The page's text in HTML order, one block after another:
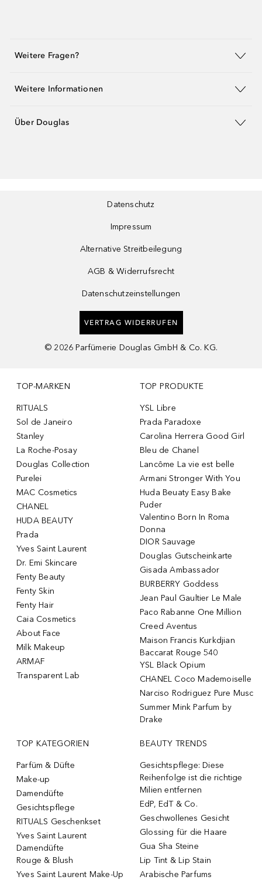
Weitere Fragen?
Weitere Informationen
Über Douglas
Datenschutz
Impressum
Alternative Streitbeilegung
AGB & Widerrufsrecht
Datenschutzeinstellungen
VERTRAG WIDERRUFEN
© 2026 Parfümerie Douglas GmbH & Co. KG.
TOP-MARKEN
RITUALS
Sol de Janeiro
Stanley
La Roche-Posay
Douglas Collection
Purelei
MAC Cosmetics
CHANEL
HUDA BEAUTY
Prada
Yves Saint Laurent
Dr. Emi Skincare
Fenty Beauty
Fenty Skin
Fenty Hair
Caia Cosmetics
About Face
Milk Makeup
ARMAF
Transparent Lab
TOP PRODUKTE
YSL Libre
Prada Paradoxe
Carolina Herrera Good Girl
Bleu de Chanel
Lancôme La vie est belle
Armani Stronger With You
Huda Beuaty Easy Bake
Puder
Valentino Born In Roma
Donna
DIOR Sauvage
Douglas Gutscheinkarte
Gisada Ambassador
BURBERRY Goddess
Jean Paul Gaultier Le Male
Paco Rabanne One Million
Creed Aventus
Maison Francis Kurkdjian
Baccarat Rouge 540
YSL Black Opium
CHANEL Coco Mademoiselle
Narciso Rodriguez Pure Musc
Summer Mink Parfum by
Drake
TOP KATEGORIEN
Parfüm & Düfte
Make-up
Damendüfte
Gesichtspflege
RITUALS Geschenkset
Yves Saint Laurent
Damendüfte
Rouge & Blush
Yves Saint Laurent Make-Up
BEAUTY TRENDS
Gesichtspflege: Diese
Reihenfolge ist die richtige
Milien entfernen
EdP, EdT & Co.
Geschwollenes Gesicht
Glossing für die Haare
Gua Sha Steine
Lip Tint & Lip Stain
Arabische Parfums